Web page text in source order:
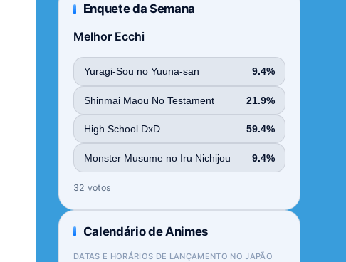
Enquete da Semana
Melhor Ecchi
Yuragi-Sou no Yuuna-san 9.4%
Shinmai Maou No Testament 21.9%
High School DxD 59.4%
Monster Musume no Iru Nichijou 9.4%
32 votos
Calendário de Animes
DATAS E HORÁRIOS DE LANÇAMENTO NO JAPÃO